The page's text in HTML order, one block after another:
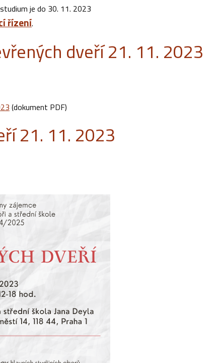
je do 30. 11. 2023
řízení.
dveří 21. 11. 2023
(dokument PDF)
21. 11. 2023